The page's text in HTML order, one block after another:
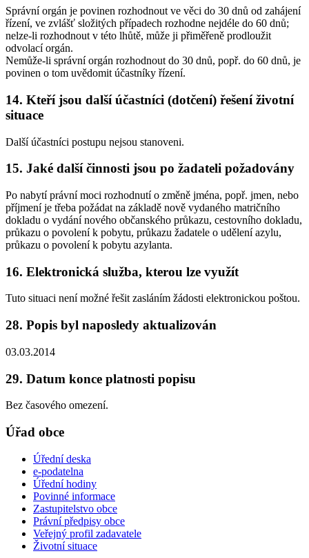
Správní orgán je povinen rozhodnout ve věci do 30 dnů od zahájení
řízení, ve zvlášť složitých případech rozhodne nejdéle do 60 dnů;
nelze-li rozhodnout v této lhůtě, může ji přiměřeně prodloužit
odvolací orgán.
Nemůže-li správní orgán rozhodnout do 30 dnů, popř. do 60 dnů, je
povinen o tom uvědomit účastníky řízení.
14. Kteří jsou další účastníci (dotčení) řešení životní
situace
Další účastníci postupu nejsou stanoveni.
15. Jaké další činnosti jsou po žadateli požadovány
Po nabytí právní moci rozhodnutí o změně jména, popř. jmen, nebo
příjmení je třeba požádat na základě nově vydaného matričního
dokladu o vydání nového občanského průkazu, cestovního dokladu,
průkazu o povolení k pobytu, průkazu žadatele o udělení azylu,
průkazu o povolení k pobytu azylanta.
16. Elektronická služba, kterou lze využít
Tuto situaci není možné řešit zasláním žádosti elektronickou poštou.
28. Popis byl naposledy aktualizován
03.03.2014
29. Datum konce platnosti popisu
Bez časového omezení.
Úřad obce
Úřední deska
e-podatelna
Úřední hodiny
Povinné informace
Zastupitelstvo obce
Právní předpisy obce
Veřejný profil zadavatele
Životní situace